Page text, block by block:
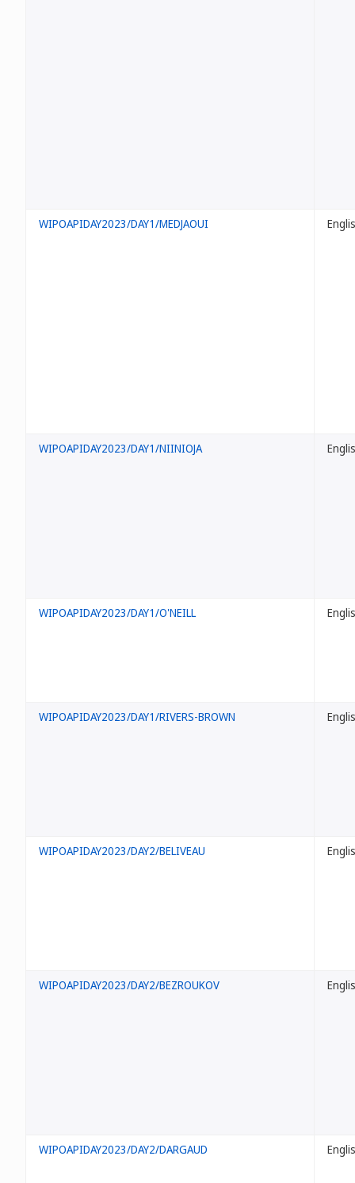
WIPOAPIDAY2023/DAY1/MEDJAOUI
WIPOAPIDAY2023/DAY1/NIINIOJA
WIPOAPIDAY2023/DAY1/O'NEILL
WIPOAPIDAY2023/DAY1/RIVERS-BROWN
WIPOAPIDAY2023/DAY2/BELIVEAU
WIPOAPIDAY2023/DAY2/BEZROUKOV
WIPOAPIDAY2023/DAY2/DARGAUD